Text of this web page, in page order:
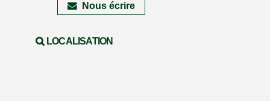
Nous écrire
LOCALISATION